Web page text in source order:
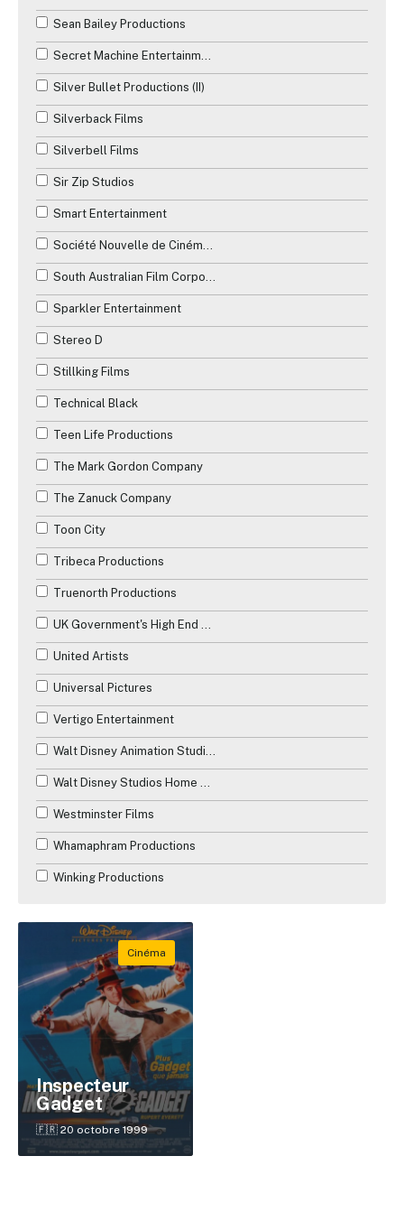
Sean Bailey Productions
Secret Machine Entertainment
Silver Bullet Productions (II)
Silverback Films
Silverbell Films
Sir Zip Studios
Smart Entertainment
Société Nouvelle de Cinématographie (SNC)
South Australian Film Corporation
Sparkler Entertainment
Stereo D
Stillking Films
Technical Black
Teen Life Productions
The Mark Gordon Company
The Zanuck Company
Toon City
Tribeca Productions
Truenorth Productions
UK Government's High End Television Tax Relief
United Artists
Universal Pictures
Vertigo Entertainment
Walt Disney Animation Studios
Walt Disney Studios Home Entertainment
Westminster Films
Whamaphram Productions
Winking Productions
Inspecteur
Gadget
🇫🇷 20 octobre 1999